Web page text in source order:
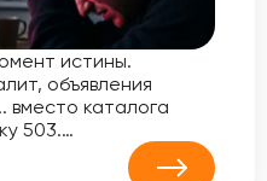
истины.
объявления
вместо каталога
503.…